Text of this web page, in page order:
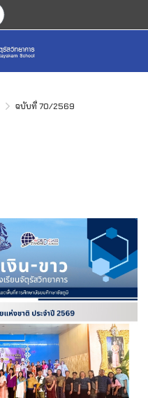
ฉบับที่ 70/2569